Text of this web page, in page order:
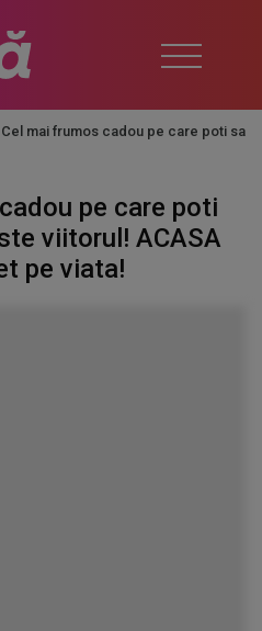
Cel mai frumos cadou pe care poti sa-l
pe care poti
viitorul! ACASA
pe viata!